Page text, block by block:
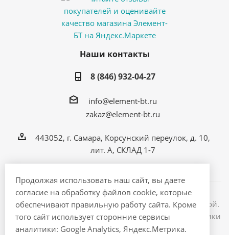
Продолжая использовать наш сайт, вы даете
согласие на обработку файлов cookie, которые
обеспечивают правильную работу сайта. Кроме
того сайт использует сторонние сервисы
аналитики: Google Analytics, Яндекс.Метрика.
Наши контакты
8 (846) 932-04-27
info@element-bt.ru
zakaz@element-bt.ru
443052, г. Самара, Корсунский переулок, д. 10,
лит. А, СКЛАД 1-7
Информация на сайте не является публичной офертой.
2026 © ЭлементБТ - интернет магазин бытовой техники
и электроники